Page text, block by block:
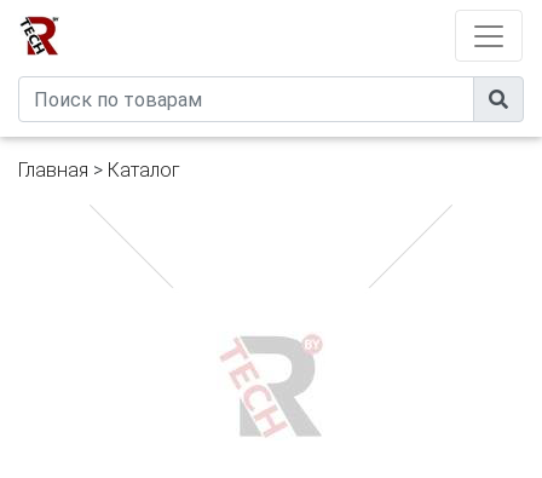
Главная > Каталог